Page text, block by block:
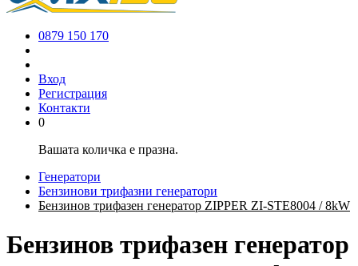
0879 150 170
Вход
Регистрация
Контакти
0
Вашата количка е празна.
Генератори
Бензинови трифазни генератори
Бензинов трифазен генератор ZIPPER ZI-STE8004 / 8kW
Бензинов трифазен генератор